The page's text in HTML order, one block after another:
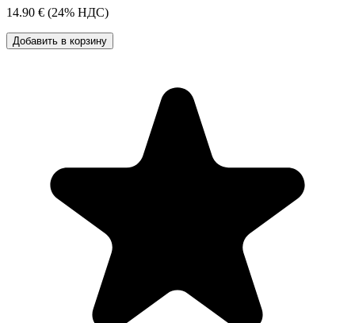
14.90 € (24% НДС)
Добавить в корзину